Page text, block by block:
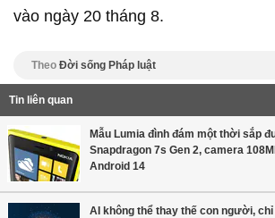
vào ngày 20 tháng 8.
Theo Đời sống Pháp luật
Tin liên quan
Mẫu Lumia đình đám một thời sắp
Snapdragon 7s Gen 2, camera
Android 14
AI không thể thay thế con người,